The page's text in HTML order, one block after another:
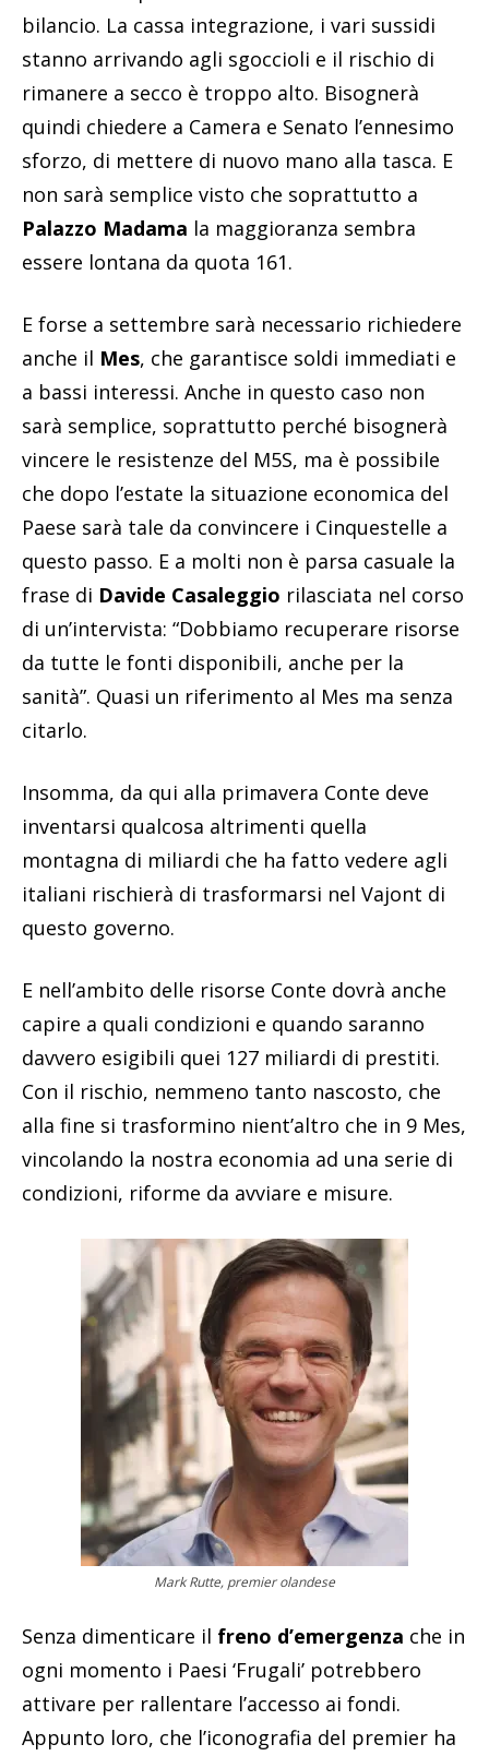
bilancio. La cassa integrazione, i vari sussidi
stanno arrivando agli sgoccioli e il rischio di
rimanere a secco è troppo alto. Bisognerà
quindi chiedere a Camera e Senato l’ennesimo
sforzo, di mettere di nuovo mano alla tasca. E
non sarà semplice visto che soprattutto a
Palazzo Madama la maggioranza sembra
essere lontana da quota 161.
E forse a settembre sarà necessario richiedere
anche il Mes, che garantisce soldi immediati e
a bassi interessi. Anche in questo caso non
sarà semplice, soprattutto perché bisognerà
vincere le resistenze del M5S, ma è possibile
che dopo l’estate la situazione economica del
Paese sarà tale da convincere i Cinquestelle a
questo passo. E a molti non è parsa casuale la
frase di Davide Casaleggio rilasciata nel corso
di un’intervista: “Dobbiamo recuperare risorse
da tutte le fonti disponibili, anche per la
sanità”. Quasi un riferimento al Mes ma senza
citarlo.
Insomma, da qui alla primavera Conte deve
inventarsi qualcosa altrimenti quella
montagna di miliardi che ha fatto vedere agli
italiani rischierà di trasformarsi nel Vajont di
questo governo.
E nell’ambito delle risorse Conte dovrà anche
capire a quali condizioni e quando saranno
davvero esigibili quei 127 miliardi di prestiti.
Con il rischio, nemmeno tanto nascosto, che
alla fine si trasformino nient’altro che in 9 Mes,
vincolando la nostra economia ad una serie di
condizioni, riforme da avviare e misure.
Mark Rutte, premier olandese
Senza dimenticare il freno d’emergenza che in
ogni momento i Paesi ‘Frugali’ potrebbero
attivare per rallentare l’accesso ai fondi.
Appunto loro, che l’iconografia del premier ha